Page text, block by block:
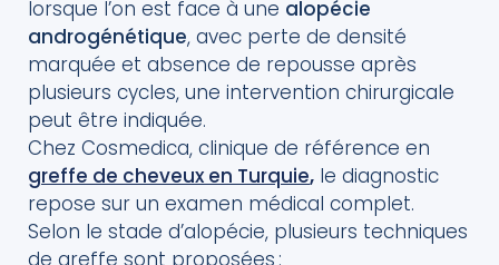
lorsque l’on est face à une alopécie
androgénétique, avec perte de densité
marquée et absence de repousse après
plusieurs cycles, une intervention chirurgicale
peut être indiquée.
Chez Cosmedica, clinique de référence en
greffe de cheveux en Turquie, le diagnostic
repose sur un examen médical complet.
Selon le stade d’alopécie, plusieurs techniques
de greffe sont proposées :